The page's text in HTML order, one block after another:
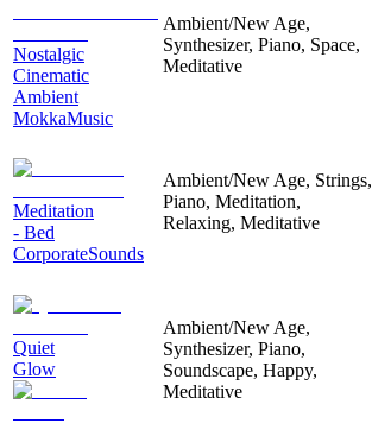
Nostalgic
Cinematic
Ambient
MokkaMusic
Ambient/New Age,
Synthesizer, Piano, Space,
Meditative
Meditation
- Bed
CorporateSounds
Ambient/New Age, Strings,
Piano, Meditation,
Relaxing, Meditative
Quiet
Glow
Ambient/New Age,
Synthesizer, Piano,
Soundscape, Happy,
Meditative